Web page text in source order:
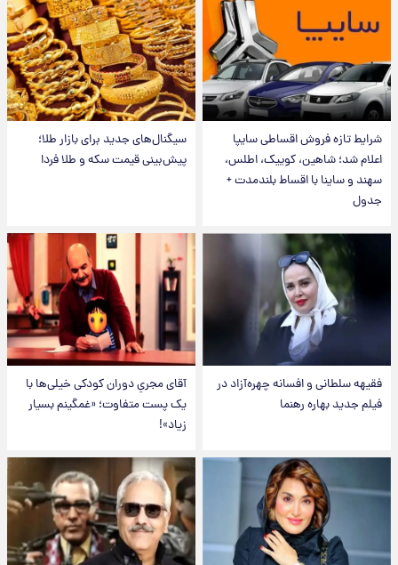
شرایط تازه فروش اقساطی سایپا
اعلام شد؛ شاهین، کوییک، اطلس،
سهند و ساینا با اقساط بلندمدت +
جدول
سیگنال‌های جدید برای بازار طلا؛
پیش‌بینی قیمت سکه و طلا فردا
فقیهه سلطانی و افسانه چهره‌آزاد در
فیلم جدید بهاره رهنما
آقای مجریِ دوران کودکی خیلی‌ها با
یک پست متفاوت؛ «غمگینم بسیار
زیاد»!